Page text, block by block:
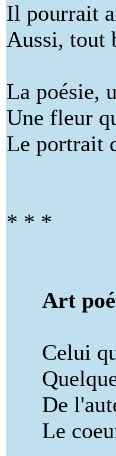
Il pourrait
Aussi, tout
La poésie,
Une fleur
Le portrait
* * *
Art
Celui qui
De
Le coeur